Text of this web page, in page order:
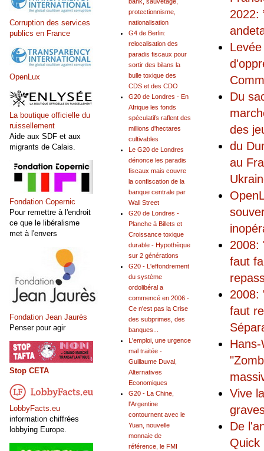
2022:
Du
des
du
au
2008:
faut
2008:
faut
Vive
De
Quick
protectionnisme,
nationalisation
G4 de Berlin:
relocalisation des
paradis fiscaux pour
sortir des bilans la
bulle toxique des
CDS et des CDO
G20 de Londres - En
Afrique les fonds
spéculatifs raflent des
millions d'hectares
cultivables
Le G20 de Londres
dénonce les paradis
fiscaux mais couvre
la confiscation de la
banque centrale par
Wall Street
G20 de Londres -
Planche à Billets et
Croissance toxique
durable - Hypothèque
sur 2 générations
G20 - L'effondrement
du système
ordolibéral a
commencé en 2006 -
Ce n'est pas la Crise
des subprimes, des
banques...
L'emploi, une urgence
mal traitée -
Guillaume Duval,
Alternatives
Economiques
G20 - La Chine,
l'Argentine
contournent avec le
Yuan, nouvelle
monnaie de
référence, le FMI
Corruption des services
publics en France
OpenLux
La boutique officielle du
ruissellement
Aide aux SDF et aux
migrants de Calais.
Fondation Copernic
Pour remettre à l'endroit
ce que le libéralisme
met à l'envers
Fondation Jean Jaurès
Penser pour agir
Stop CETA
LobbyFacts.eu
information chiffrées
lobbying Europe.